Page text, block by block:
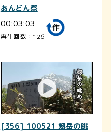
あんどん祭
00:03:03
再生回数：126
[356] 100521 剱岳の眺